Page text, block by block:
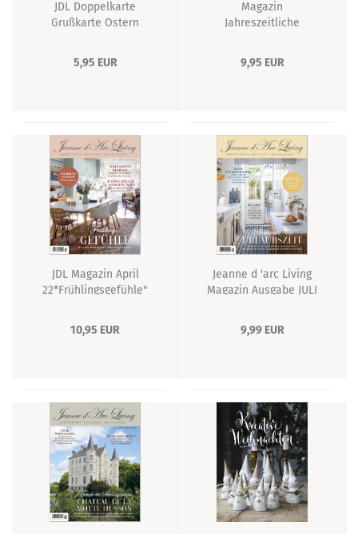
JDL Doppelkarte
Grußkarte Ostern
5,95 EUR
Magazin
Jahreszeitliche
9,95 EUR
JDL Magazin April
22*Frühlingsgefühle"
10,95 EUR
Jeanne d 'arc Living
Magazin Ausgabe JULI
9,99 EUR